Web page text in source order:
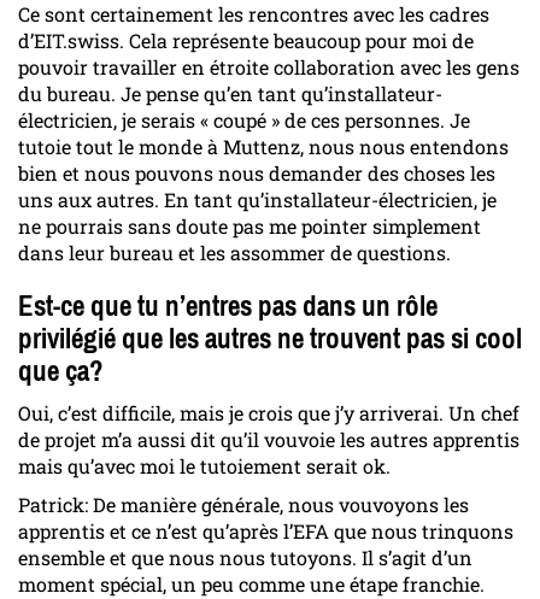
Ce sont certainement les rencontres avec les cadres
d’EIT.swiss. Cela représente beaucoup pour moi de
pouvoir travailler en étroite collaboration avec les gens
du bureau. Je pense qu’en tant qu’installateur-
électricien, je serais « coupé » de ces personnes. Je
tutoie tout le monde à Muttenz, nous nous entendons
bien et nous pouvons nous demander des choses les
uns aux autres. En tant qu’installateur-électricien, je
ne pourrais sans doute pas me pointer simplement
dans leur bureau et les assommer de questions.
Est-ce que tu n’entres pas dans un rôle
privilégié que les autres ne trouvent pas si cool
que ça?
Oui, c’est difficile, mais je crois que j’y arriverai. Un chef
de projet m’a aussi dit qu’il vouvoie les autres apprentis
mais qu’avec moi le tutoiement serait ok.
Patrick: De manière générale, nous vouvoyons les
apprentis et ce n’est qu’après l’EFA que nous trinquons
ensemble et que nous nous tutoyons. Il s’agit d’un
moment spécial, un peu comme une étape franchie.